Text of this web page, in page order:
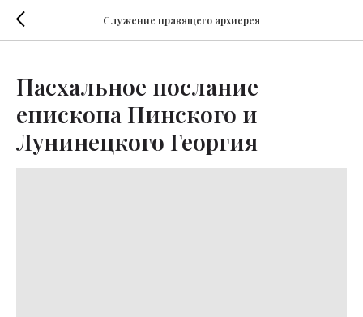
Служение правящего архиерея
Пасхальное послание
епископа Пинского и
Лунинецкого Георгия